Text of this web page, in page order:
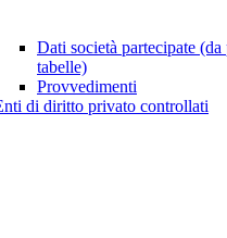
Dati società partecipate
tabelle)
Provvedimenti
di diritto privato controllati